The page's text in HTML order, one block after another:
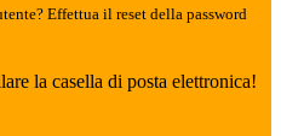
Effettua il reset della password
la casella di posta elettronica!